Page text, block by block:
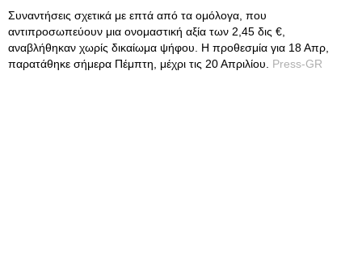
Συναντήσεις σχετικά με επτά από τα ομόλογα, που
αντιπροσωπεύουν μια ονομαστική αξία των 2,45 δις €,
αναβλήθηκαν χωρίς δικαίωμα ψήφου. Η προθεσμία για 18 Απρ,
παρατάθηκε σήμερα Πέμπτη, μέχρι τις 20 Απριλίου. Press-GR